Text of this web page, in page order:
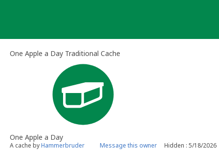
One Apple a Day Traditional Cache
One Apple a Day
A cache byHammerbruder Message this owner Hidden : 5/18/2026